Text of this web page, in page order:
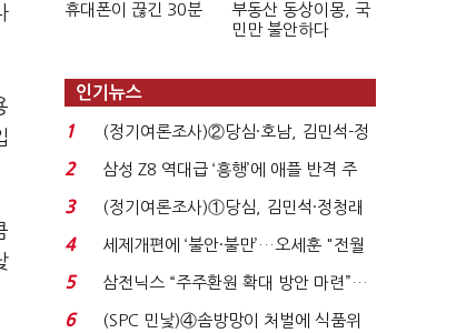
휴대폰이 끊긴 30분
부동산 동상이몽, 국
민만 불안하다
인기뉴스
1
(정기여론조사)②당심·호남, 김민석-정
청래 '초접전'...
2
삼성 Z8 역대급 ‘흥행’에 애플 반격 주
목…9월 ‘폴...
3
(정기여론조사)①당심, 김민석·정청래
'초접전'…대통령 ...
4
세제개편에 ‘불안·불만’…오세훈 "전월
세 구하기 더 ...
5
삼전닉스 “주주환원 확대 방안 마련”…
로이터에 성명...
6
(SPC 민낯)④솜방망이 처벌에 식품위